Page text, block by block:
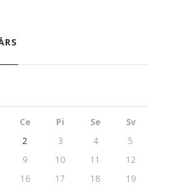
Ce Pi Se
Sv
2 3 4
5
9 10 11
12
16 17 18
19